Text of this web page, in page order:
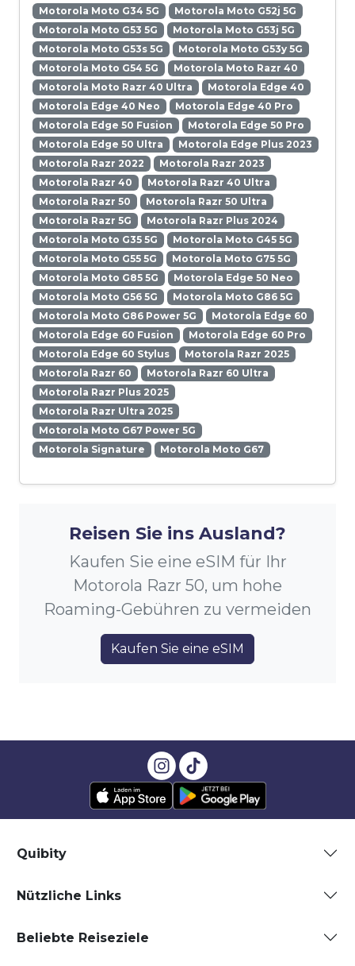
Motorola Moto G34 5G
Motorola Moto G52j 5G
Motorola Moto G53 5G
Motorola Moto G53j 5G
Motorola Moto G53s 5G
Motorola Moto G53y 5G
Motorola Moto G54 5G
Motorola Moto Razr 40
Motorola Moto Razr 40 Ultra
Motorola Edge 40
Motorola Edge 40 Neo
Motorola Edge 40 Pro
Motorola Edge 50 Fusion
Motorola Edge 50 Pro
Motorola Edge 50 Ultra
Motorola Edge Plus 2023
Motorola Razr 2022
Motorola Razr 2023
Motorola Razr 40
Motorola Razr 40 Ultra
Motorola Razr 50
Motorola Razr 50 Ultra
Motorola Razr 5G
Motorola Razr Plus 2024
Motorola Moto G35 5G
Motorola Moto G45 5G
Motorola Moto G55 5G
Motorola Moto G75 5G
Motorola Moto G85 5G
Motorola Edge 50 Neo
Motorola Moto G56 5G
Motorola Moto G86 5G
Motorola Moto G86 Power 5G
Motorola Edge 60
Motorola Edge 60 Fusion
Motorola Edge 60 Pro
Motorola Edge 60 Stylus
Motorola Razr 2025
Motorola Razr 60
Motorola Razr 60 Ultra
Motorola Razr Plus 2025
Motorola Razr Ultra 2025
Motorola Moto G67 Power 5G
Motorola Signature
Motorola Moto G67
Reisen Sie ins Ausland?
Kaufen Sie eine eSIM für Ihr
Motorola Razr 50, um hohe
Roaming-Gebühren zu vermeiden
Kaufen Sie eine eSIM
Quibity
Nützliche Links
Beliebte Reiseziele